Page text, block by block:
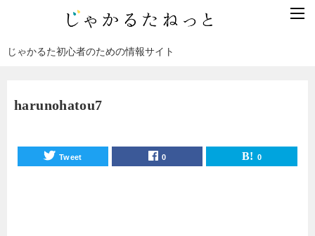
じゃかるた初心者のための情報サイト
harunohatou7
Tweet 0 0